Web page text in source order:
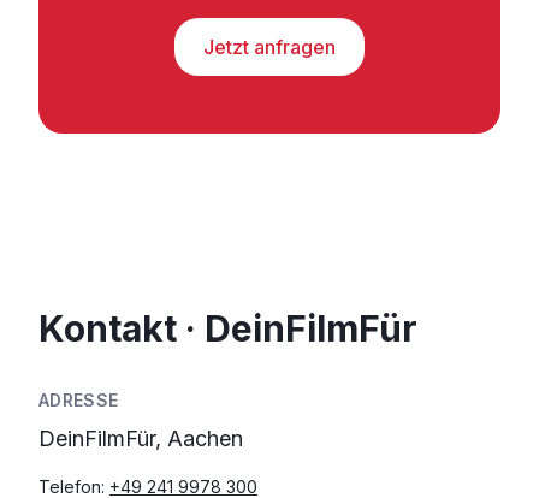
Jetzt anfragen
Kontakt · DeinFilmFür
ADRESSE
DeinFilmFür, Aachen
Telefon: +49 241 9978 300